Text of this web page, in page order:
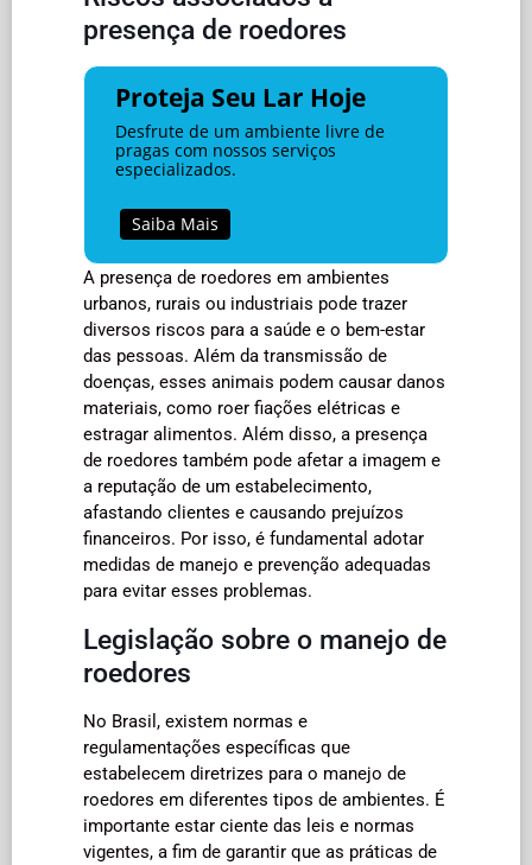
presença de roedores
Proteja Seu Lar Hoje
Desfrute de um ambiente livre de
pragas com nossos serviços
especializados.
Saiba Mais
A presença de roedores em ambientes
urbanos, rurais ou industriais pode trazer
diversos riscos para a saúde e o bem-estar
das pessoas. Além da transmissão de
doenças, esses animais podem causar danos
materiais, como roer fiações elétricas e
estragar alimentos. Além disso, a presença
de roedores também pode afetar a imagem e
a reputação de um estabelecimento,
afastando clientes e causando prejuízos
financeiros. Por isso, é fundamental adotar
medidas de manejo e prevenção adequadas
para evitar esses problemas.
Legislação sobre o manejo de
roedores
No Brasil, existem normas e
regulamentações específicas que
estabelecem diretrizes para o manejo de
roedores em diferentes tipos de ambientes. É
importante estar ciente das leis e normas
vigentes, a fim de garantir que as práticas de